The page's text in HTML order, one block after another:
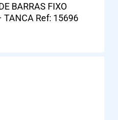
BARRAS FIXO
TANCA Ref: 15696